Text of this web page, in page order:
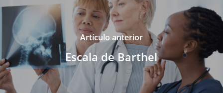
Artículo anterior
Escala de Barthel